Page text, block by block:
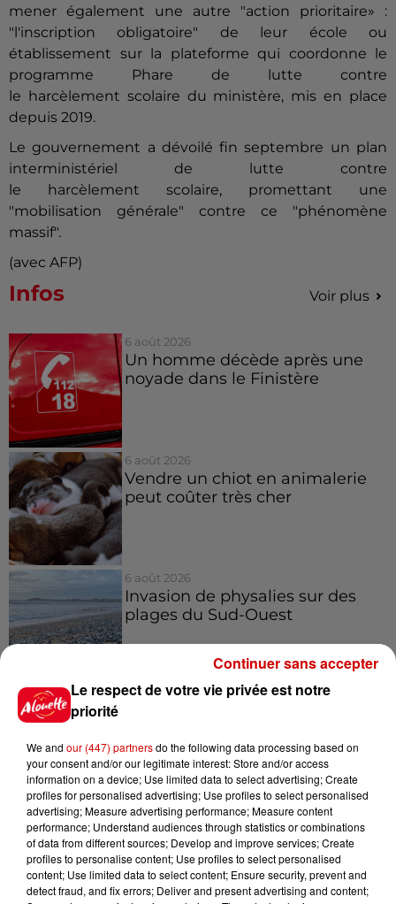
mener également une autre "action prioritaire» :
"l'inscription obligatoire" de leur école ou
établissement sur la plateforme qui coordonne le
programme Phare de lutte contre
le harcèlement scolaire du ministère, mis en place
depuis 2019.
Le gouvernement a dévoilé fin septembre un plan
interministériel de lutte contre
le harcèlement scolaire, promettant une
"mobilisation générale" contre ce "phénomène
massif".
(avec AFP)
Infos Voir plus
6 août 2026
Un homme décède après une
noyade dans le Finistère
6 août 2026
Vendre un chiot en animalerie
peut coûter très cher
6 août 2026
Invasion de physalies sur des
plages du Sud-Ouest
6 août 2026
Amel Bent en...
Jeux Voir plus
Gagnez vos places pour le
Le respect de votre vie privée est notre
priorité
We and our (447) partnersdo the following data processing based on
your consent and/or our legitimate interest: Store and/or access
information on a device; Use limited data to select advertising; Create
profiles for personalised advertising; Use profiles to select personalised
advertising; Measure advertising performance; Measure content
performance; Understand audiences through statistics or combinations
of data from different sources; Develop and improve services; Create
profiles to personalise content; Use profiles to select personalised
content; Use limited data to select content; Ensure security, prevent and
detect fraud, and fix errors; Deliver and present advertising and content;
Continuer sans accepter